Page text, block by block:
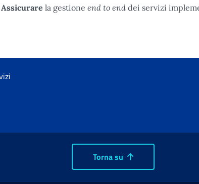
Assicurare la gestione end to end dei servizi
Torna su